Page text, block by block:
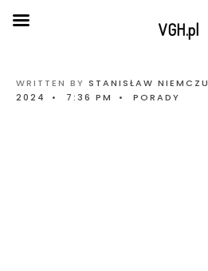
WRITTEN BY STANISŁAW
2024
• 7:36 PM • PORADY
VGH.pl